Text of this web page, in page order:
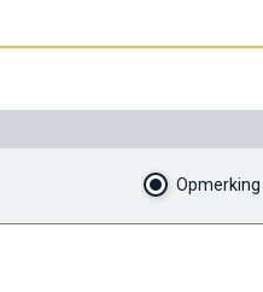
Opmerking